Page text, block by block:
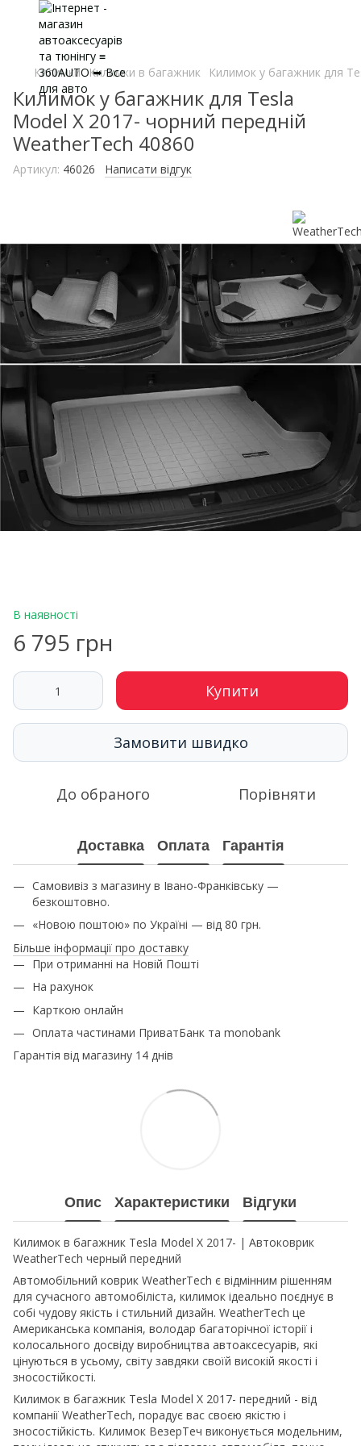
Килимки Килимки в багажник Килимок у багажник для
Килимок у багажник для Tesla
Model X 2017- чорний передній
WeatherTech 40860
Артикул: 46026 Написати відгук
В наявності
6 795 грн
Купити
Замовити швидко
До обраного Порівняти
Доставка Оплата Гарантія
Самовивіз з магазину в Івано-Франківську —
безкоштовно.
«Новою поштою» по Україні — від 80 грн.
Більше інформації про доставку
При отриманні на Новій Пошті
На рахунок
Карткою онлайн
Оплата частинами ПриватБанк та monobank
Гарантія від магазину 14 днів
Опис Характеристики Відгуки
Килимок в багажник Tesla Model X 2017- | Автоковрик
WeatherTech черный передний
Автомобільний коврик WeatherTech є відмінним рішенням
для сучасного автомобіліста, килимок ідеально поєднує в
собі чудову якість і стильний дизайн. WeatherTech це
Американська компанія, володар багаторічної історії і
колосального досвіду виробництва автоаксесуарів, які
цінуються в усьому, світу завдяки своїй високій якості і
зносостійкості.
Килимок в багажник Tesla Model X 2017- передний - від
компанії WeatherTech, порадує вас своєю якістю і
зносостійкість. Килимок ВезерТеч виконується модельним,